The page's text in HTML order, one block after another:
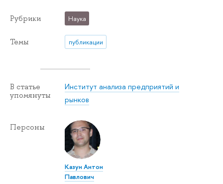
Рубрики Наука
Темы публикации
В статье
упомянуты
Институт анализа предприятий и
рынков
Персоны
Казун Антон
Павлович